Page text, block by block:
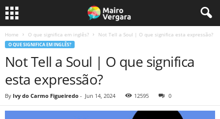
Home O que significa em inglês? Not Tell a Soul | O que significa esta expressão?
O QUE SIGNIFICA EM INGLÊS?
Not Tell a Soul | O que significa
esta expressão?
By Ivy do Carmo Figueiredo - Jun 14, 2024 12595 0